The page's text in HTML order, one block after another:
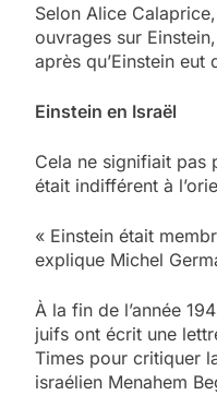
Selon Alice
ouvrages sur
après qu’Einstein eut
Einstein en Israël
Cela ne signifiait pas
était indifférent à
« Einstein était
explique Michel
À la fin de l’année
juifs ont écrit une
Times pour critiquer
israélien Menahem